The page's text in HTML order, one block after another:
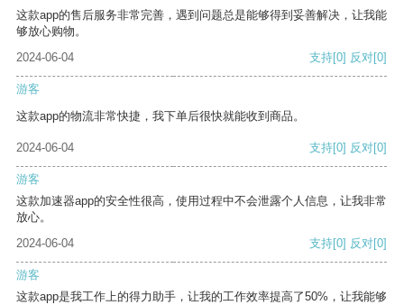
这款app的售后服务非常完善，遇到问题总是能够得到妥善解决，让我能
够放心购物。
2024-06-04
支持[0] 反对[0]
游客
这款app的物流非常快捷，我下单后很快就能收到商品。
2024-06-04 支持[0] 反对[0]
游客
这款加速器app的安全性很高，使用过程中不会泄露个人信息，让我非常
放心。
2024-06-04
支持[0] 反对[0]
游客
这款app是我工作上的得力助手，让我的工作效率提高了50%，让我能够